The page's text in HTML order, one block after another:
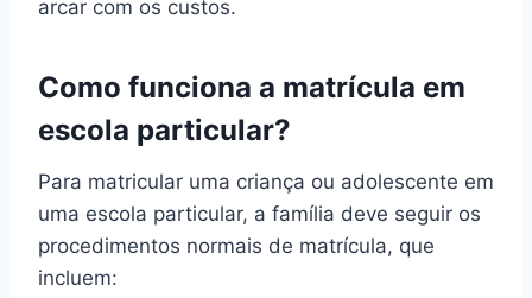
arcar com os custos.
Como funciona a matrícula em
escola particular?
Para matricular uma criança ou adolescente em
uma escola particular, a família deve seguir os
procedimentos normais de matrícula, que
incluem: